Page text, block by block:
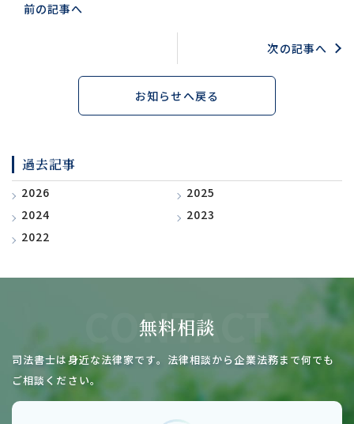
前の記事へ
次の記事へ
お知らせへ戻る
過去記事
2026
2025
2024
2023
2022
無料相談
CONTACT
司法書士は身近な法律家です。 法律相談から企業法務まで何でも
ご相談ください。